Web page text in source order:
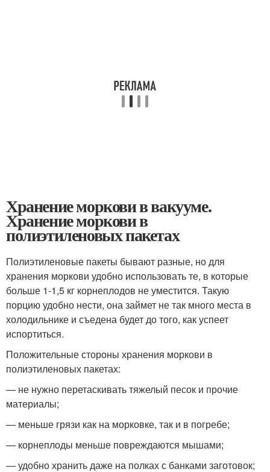
Хранение моркови в вакууме.
Хранение моркови в
полиэтиленовых пакетах
Полиэтиленовые пакеты бывают разные, но для
хранения моркови удобно использовать те, в которые
больше 1-1,5 кг корнеплодов не уместится. Такую
порцию удобно нести, она займет не так много места в
холодильнике и съедена будет до того, как успеет
испортиться.
Положительные стороны хранения моркови в
полиэтиленовых пакетах:
— не нужно перетаскивать тяжелый песок и прочие
материалы;
— меньше грязи как на морковке, так и в погребе;
— корнеплоды меньше повреждаются мышами;
— удобно хранить даже на полках с банками заготовок;